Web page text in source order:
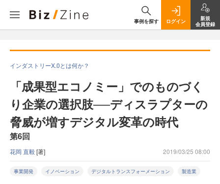
事例を探す ログイン
新規
会員登録
インダストリーX.0とは何か？
「成果型エコノミー」でのものづく
り企業の選択肢──ディスラプターの
脅威が増すデジタル変革の時代
第6回
花岡 直毅[著] 2019/03/25 08:00
事業開発 イノベーション デジタルトランスフォーメーション 製造業